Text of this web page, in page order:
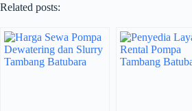
Related posts: